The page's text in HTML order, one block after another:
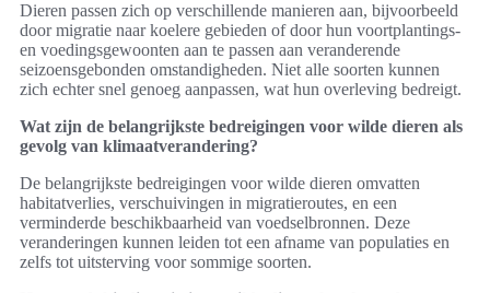
Dieren passen zich op verschillende manieren aan, bijvoorbeeld
door migratie naar koelere gebieden of door hun voortplantings-
en voedingsgewoonten aan te passen aan veranderende
seizoensgebonden omstandigheden. Niet alle soorten kunnen
zich echter snel genoeg aanpassen, wat hun overleving bedreigt.
Wat zijn de belangrijkste bedreigingen voor wilde dieren als
gevolg van klimaatverandering?
De belangrijkste bedreigingen voor wilde dieren omvatten
habitatverlies, verschuivingen in migratieroutes, en een
verminderde beschikbaarheid van voedselbronnen. Deze
veranderingen kunnen leiden tot een afname van populaties en
zelfs tot uitsterving voor sommige soorten.